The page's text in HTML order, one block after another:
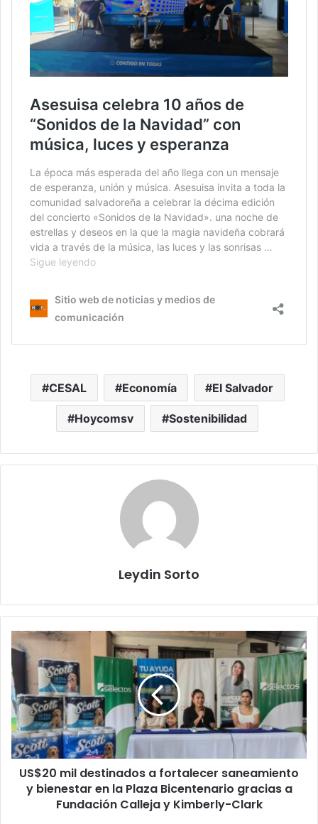
CESAL Economía El Salvador
Hoycomsv Sostenibilidad
Leydin Sorto
US$20
mil
destinados
a
fortalecer
saneamiento
y
bienestar
en
Plaza
Bicentenario
US$20 mil destinados a fortalecer saneamiento
y bienestar en la Plaza Bicentenario gracias a
Fundación Calleja y Kimberly-Clark